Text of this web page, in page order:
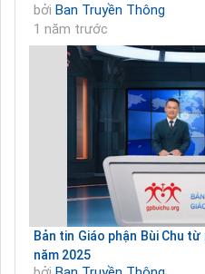
bởi Ban Truyền Thông
1 năm trước
Bản tin Giáo phận Bùi Chu
năm 2025